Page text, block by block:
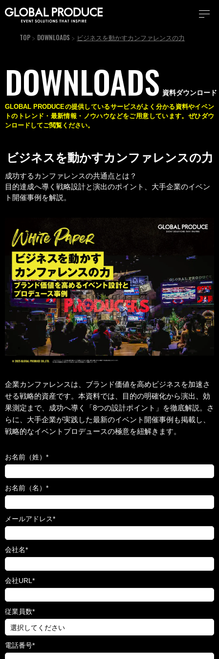
TOP DOWNLOADS ビジネスを動かすカンファレンスの力
DOWNLOADS 資料ダウンロード
GLOBAL PRODUCEの提供しているサービスがよく分かる資料やイベン
トのトレンド・最新情報・ ノウハウなどをご用意しています。ぜひダウ
ンロードしてご閲覧ください。
ビジネスを動かすカンファレンスの力
成功するカンファレンスの共通点とは？
目的達成へ導く戦略設計と演出のポイント、大手企業のイベン
ト開催事例を解説。
企業カンファレンスは、ブランド価値を高めビジネスを加速さ
せる戦略的資産です。本資料では、目的の明確化から演出、効
果測定まで、成功へ導く「8つの設計ポイント」を徹底解説。さ
らに、大手企業が実践した最新のイベント開催事例も掲載し、
戦略的なイベントプロデュースの極意を紐解きます。
お名前（姓） *
お名前（名） *
メールアドレス*
会社名*
会社URL *
従業員数*
電話番号*